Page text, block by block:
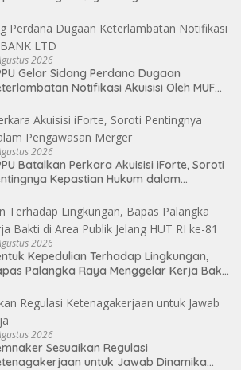
2026
Gelar Sidang Perdana Dugaan
Notifikasi Akuisisi Oleh MUFG
2026
Batalkan Perkara Akuisisi iForte, Soroti
Kepastian Hukum dalam
2026
Kepedulian Terhadap Lingkungan,
Palangka Raya Menggelar Kerja Bakti
2026
Sesuaikan Regulasi
untuk Jawab Dinamika